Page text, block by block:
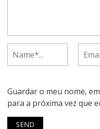
Guardar o meu nome,
para a próxima vez que